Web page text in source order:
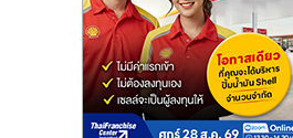
ไชส์
แฟ